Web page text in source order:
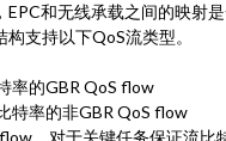
EPC和无线承载之间的映射
支持以下QoS流类型。
率的GBR QoS flow
特率的非GBR QoS flow